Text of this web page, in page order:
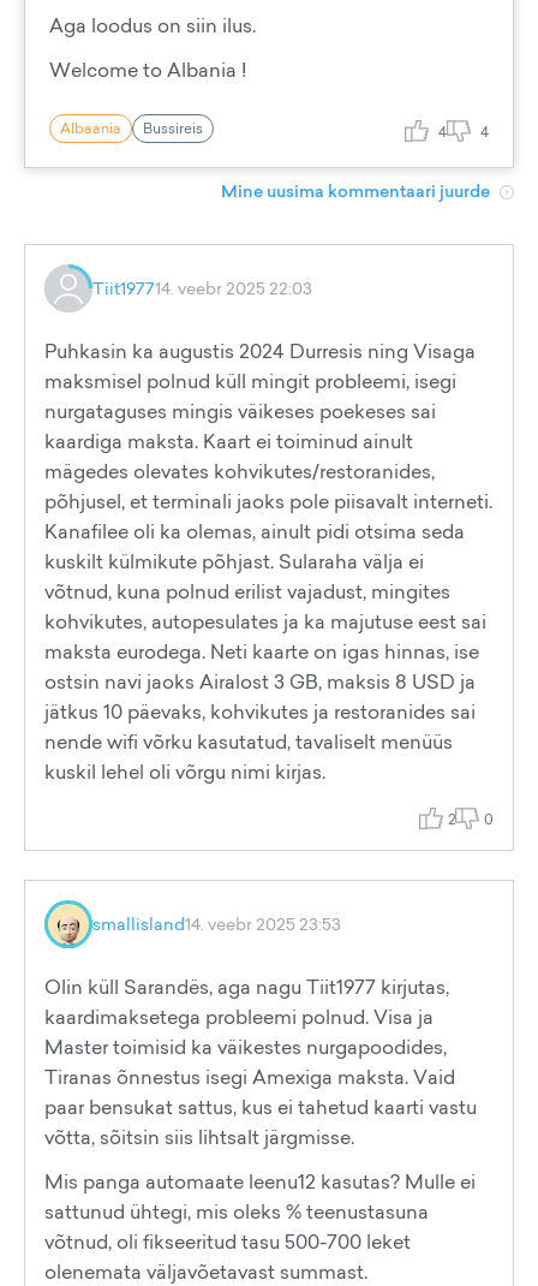
Aga loodus on siin ilus.
Welcome to Albania !
Albaania Bussireis 4 4
Mine uusima kommentaari juurde
Tiit197714. veebr 2025 22:03
Puhkasin ka augustis 2024 Durresis ning Visaga
maksmisel polnud küll mingit probleemi, isegi
nurgataguses mingis väikeses poekeses sai
kaardiga maksta. Kaart ei toiminud ainult
mägedes olevates kohvikutes/restoranides,
põhjusel, et terminali jaoks pole piisavalt interneti.
Kanafilee oli ka olemas, ainult pidi otsima seda
kuskilt külmikute põhjast. Sularaha välja ei
võtnud, kuna polnud erilist vajadust, mingites
kohvikutes, autopesulates ja ka majutuse eest sai
maksta eurodega. Neti kaarte on igas hinnas, ise
ostsin navi jaoks Airalost 3 GB, maksis 8 USD ja
jätkus 10 päevaks, kohvikutes ja restoranides sai
nende wifi võrku kasutatud, tavaliselt menüüs
kuskil lehel oli võrgu nimi kirjas.
2 0
smallisland14. veebr 2025 23:53
Olin küll Sarandës, aga nagu Tiit1977 kirjutas,
kaardimaksetega probleemi polnud. Visa ja
Master toimisid ka väikestes nurgapoodides,
Tiranas õnnestus isegi Amexiga maksta. Vaid
paar bensukat sattus, kus ei tahetud kaarti vastu
võtta, sõitsin siis lihtsalt järgmisse.
Mis panga automaate leenu12 kasutas? Mulle ei
sattunud ühtegi, mis oleks % teenustasuna
võtnud, oli fikseeritud tasu 500-700 leket
olenemata väljavõetavast summast.